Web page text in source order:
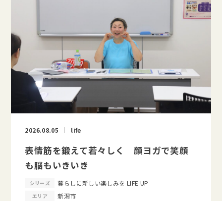
2026.08.05 life
表情筋を鍛えて若々しく 顔ヨガで笑顔
も脳もいきいき
シリーズ 暮らしに新しい楽しみを LIFE UP
エリア 新潟市